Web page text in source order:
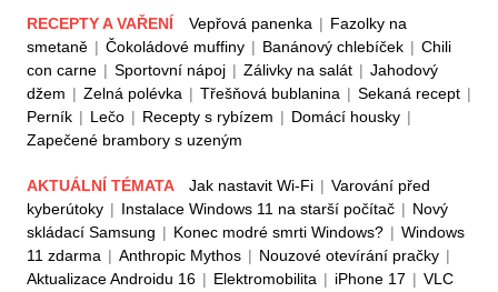
RECEPTY A VAŘENÍ Vepřová panenka | Fazolky na
smetaně | Čokoládové muffiny | Banánový chlebíček | Chili
con carne | Sportovní nápoj | Zálivky na salát | Jahodový
džem | Zelná polévka | Třešňová bublanina | Sekaná recept |
Perník | Lečo | Recepty s rybízem | Domácí housky |
Zapečené brambory s uzeným
AKTUÁLNÍ TÉMATA Jak nastavit Wi-Fi | Varování před
kyberútoky | Instalace Windows 11 na starší počítač | Nový
skládací Samsung | Konec modré smrti Windows? | Windows
11 zdarma | Anthropic Mythos | Nouzové otevírání pračky |
Aktualizace Androidu 16 | Elektromobilita | iPhone 17 | VLC